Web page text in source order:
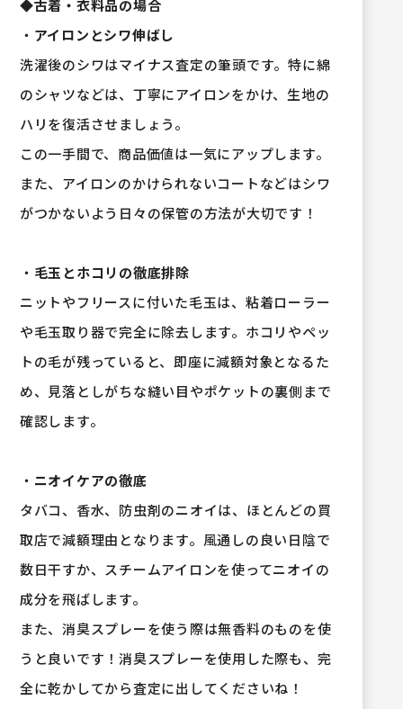
◆古着・衣料品の場合
・ アイロンとシワ伸ばし
洗濯後のシワはマイナス査定の筆頭です。特に綿
のシャツなどは、丁寧にアイロンをかけ、生地の
ハリを復活させましょう。
この一手間で、商品価値は一気にアップします。
また、アイロンのかけられないコートなどはシワ
がつかないよう日々の保管の方法が大切です！
・ 毛玉とホコリの徹底排除
ニットやフリースに付いた毛玉は、粘着ローラー
や毛玉取り器で完全に除去します。ホコリやペッ
トの毛が残っていると、即座に減額対象となるた
め、見落としがちな縫い目やポケットの裏側まで
確認します。
・ ニオイケアの徹底
タバコ、香水、防虫剤のニオイは、ほとんどの買
取店で減額理由となります。風通しの良い日陰で
数日干すか、スチームアイロンを使ってニオイの
成分を飛ばします。
また、消臭スプレーを使う際は無香料のものを使
うと良いです！消臭スプレーを使用した際も、完
全に乾かしてから査定に出してくださいね！